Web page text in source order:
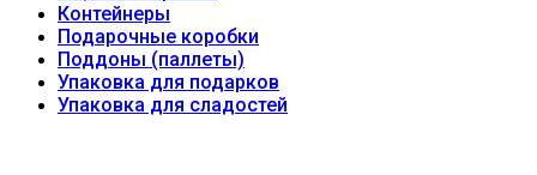
Контейнеры
Подарочные коробки
Поддоны (паллеты)
Упаковка для подарков
Упаковка для сладостей